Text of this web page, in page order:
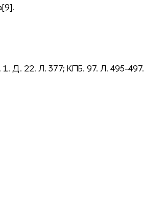
Д. 22. Л. 377; КПБ. 97. Л. 495-497.